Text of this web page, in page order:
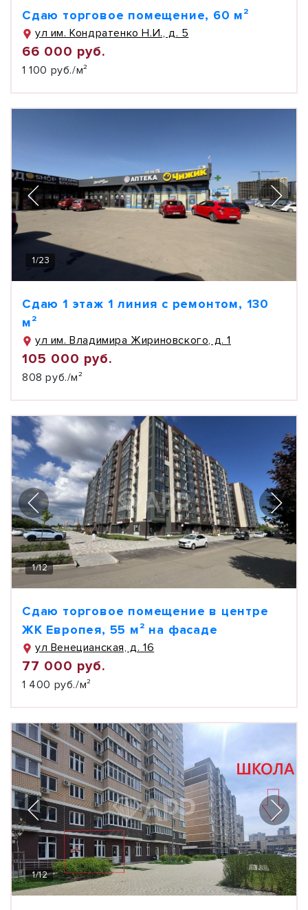
Сдаю торговое помещение, 60 м²
ул им. Кондратенко Н.И., д. 5
66 000 руб.
1 100 руб./м²
1/23
Сдаю 1 этаж 1 линия с ремонтом, 130
м²
ул им. Владимира Жириновского, д. 1
105 000 руб.
808 руб./м²
1/12
Сдаю торговое помещение в центре
ЖК Европея, 55 м² на фасаде
ул Венецианская, д. 16
77 000 руб.
1 400 руб./м²
1/12